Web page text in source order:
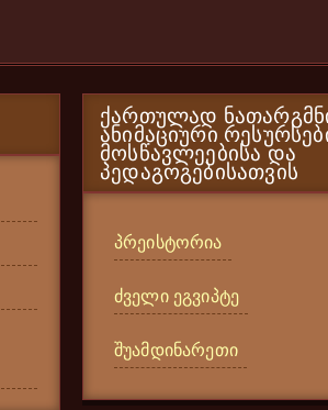
ᲥᲐᲠᲗᲣᲚᲐᲓ
ᲐᲜᲘᲛᲐᲪᲘᲣᲠᲘ
ᲛᲝᲡᲬᲐᲕᲚᲔᲔᲑᲘᲡᲐ ᲓᲐ
ᲞᲔᲓᲐᲒᲝᲒᲔᲑᲘᲡᲐᲗᲕᲘᲡ
პრეისტორია
ძველი ეგვიპტე
შუამდინარეთი